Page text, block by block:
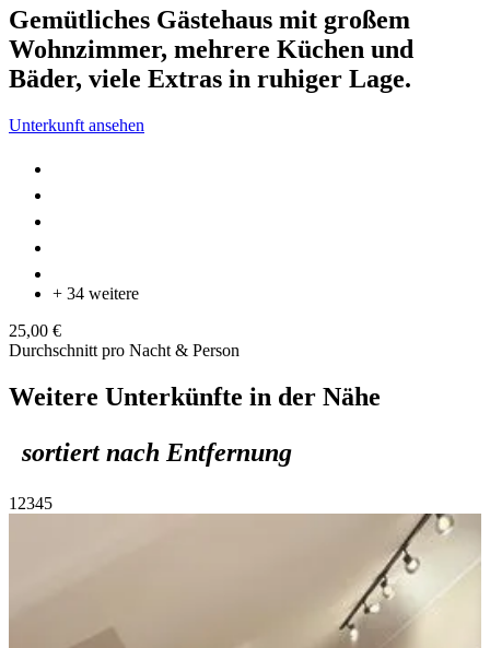
Gemütliches Gästehaus mit großem
Wohnzimmer, mehrere Küchen und
Bäder, viele Extras in ruhiger Lage.
Unterkunft ansehen
+ 34 weitere
25,00 €
Durchschnitt pro Nacht & Person
Weitere Unterkünfte in der Nähe
sortiert nach Entfernung
1 2345